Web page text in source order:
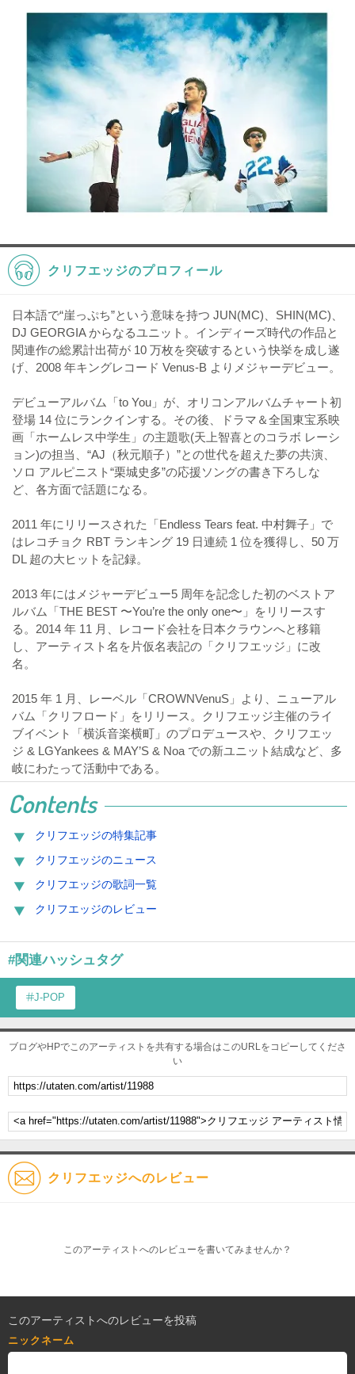
クリフエッジのプロフィール
日本語で“崖っぷち”という意味を持つ JUN(MC)、SHIN(MC)、
DJ GEORGIA からなるユニット。インディーズ時代の作品と
関連作の総累計出荷が 10 万枚を突破するという快挙を成し遂
げ、2008 年キングレコード Venus-B よりメジャーデビュー。
デビューアルバム「to You」が、オリコンアルバムチャート初
登場 14 位にランクインする。その後、ドラマ＆全国東宝系映
画「ホームレス中学生」の主題歌(天上智喜とのコラボ レーシ
ョン)の担当、“AJ（秋元順子）”との世代を超えた夢の共演、
ソロ アルピニスト“栗城史多”の応援ソングの書き下ろしな
ど、各方面で話題になる。
2011 年にリリースされた「Endless Tears feat. 中村舞子」で
はレコチョク RBT ランキング 19 日連続 1 位を獲得し、50 万
DL 超の大ヒットを記録。
2013 年にはメジャーデビュー5 周年を記念した初のベストア
ルバム「THE BEST 〜You’re the only one〜」をリリースす
る。2014 年 11 月、レコード会社を日本クラウンへと移籍
し、アーティスト名を片仮名表記の「クリフエッジ」に改
名。
2015 年 1 月、レーベル「CROWNVenuS」より、ニューアル
バム「クリフロード」をリリース。クリフエッジ主催のライ
ブイベント「横浜音楽横町」のプロデュースや、クリフエッ
ジ & LGYankees & MAY’S & Noa での新ユニット結成など、多
岐にわたって活動中である。
Contents
クリフエッジの特集記事
クリフエッジのニュース
クリフエッジの歌詞一覧
クリフエッジのレビュー
#関連ハッシュタグ
J-POP
ブログやHPでこのアーティストを共有する場合はこのURLをコピーしてくださ
い
クリフエッジへのレビュー
このアーティストへのレビューを書いてみませんか？
このアーティストへのレビューを投稿
ニックネーム